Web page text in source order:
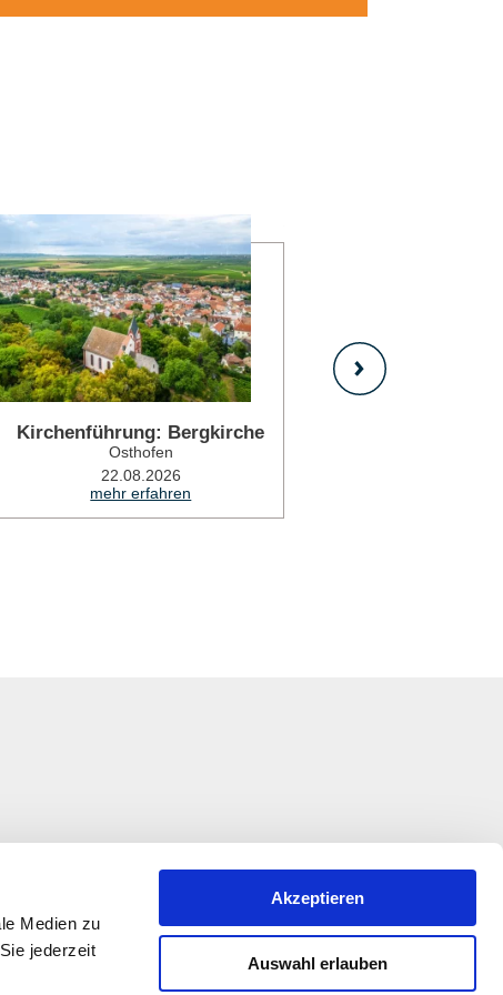
Medien zu
jederzeit
Akzeptieren
Auswahl erlauben
Kirchenführung: Bergkirche
Osthofen
22.08.2026
mehr erfahren